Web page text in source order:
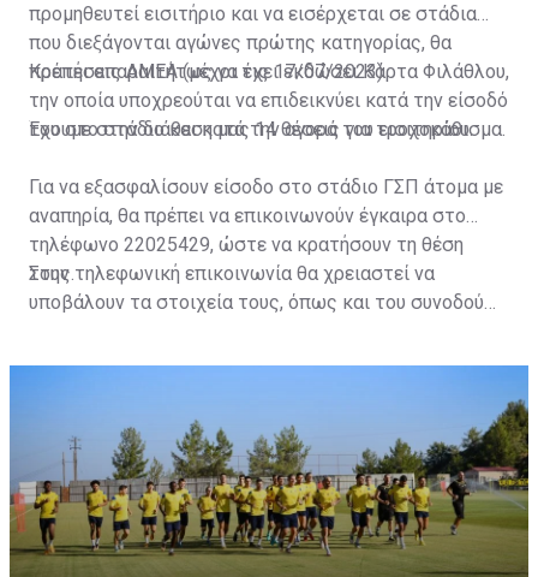
προμηθευτεί εισιτήριο και να εισέρχεται σε στάδια
που διεξάγονται αγώνες πρώτης κατηγορίας, θα
πρέπει απαραιτήτως να έχει εκδώσει Κάρτα Φιλάθλου,
την οποία υποχρεούται να επιδεικνύει κατά την είσοδό
του στο στάδιο και κατά την αγορά του εισιτηρίου.
Κρατήσεις ΑΜΕΑ (μέχρι τις 17/07/2023)
Έχουμε στην διάθεση μας 14 θέσεις για τροχοκάθισμα.
Για να εξασφαλίσουν είσοδο στο στάδιο ΓΣΠ άτομα με
αναπηρία, θα πρέπει να επικοινωνούν έγκαιρα στο
τηλέφωνο 22025429, ώστε να κρατήσουν τη θέση
τους.
Στην τηλεφωνική επικοινωνία θα χρειαστεί να
υποβάλουν τα στοιχεία τους, όπως και του συνοδού
ονοματεπώνυμο, αριθμός πινακίδας αυτοκινήτου,